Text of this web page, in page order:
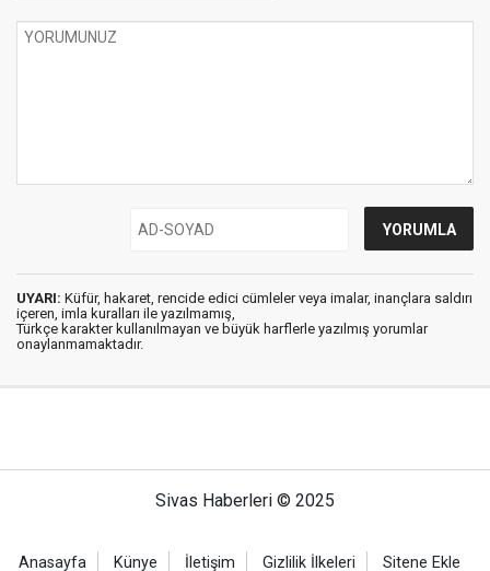
UYARI: Küfür, hakaret, rencide edici cümleler veya imalar, inançlara saldırı
içeren, imla kuralları ile yazılmamış,
Türkçe karakter kullanılmayan ve büyük harflerle yazılmış yorumlar
onaylanmamaktadır.
Sivas Haberleri © 2025
Anasayfa Künye İletişim Gizlilik İlkeleri Sitene Ekle